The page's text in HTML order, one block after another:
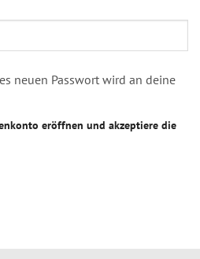
neuen Passwort wird an deine
eröffnen und akzeptiere die